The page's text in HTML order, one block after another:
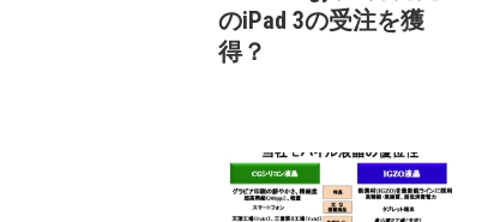
のiPad 3の受注を獲
得？